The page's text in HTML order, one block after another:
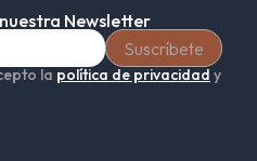
Newsletter
la política de privacidad y